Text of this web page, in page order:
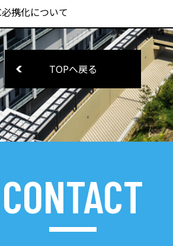
携化について
TOPへ戻る
CONTACT